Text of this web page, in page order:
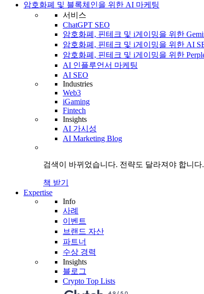
암호화폐 및 블록체인을 위한 AI 마케팅
서비스
ChatGPT SEO
암호화폐, 핀테크 및 i게이밍을 위한
암호화폐, 핀테크 및 i게이밍을 위한 AI
암호화폐, 핀테크 및 i게이밍을 위한
AI 인플루언서 마케팅
AI SEO
Industries
Web3
iGaming
Fintech
Insights
AI 가시성
AI Marketing Blog
검색이 바뀌었습니다. 전략도 달라져야 합니다.
책 받기
Expertise
Info
사례
이벤트
브랜드 자산
파트너
수상 경력
Insights
블로그
Crypto Top Lists